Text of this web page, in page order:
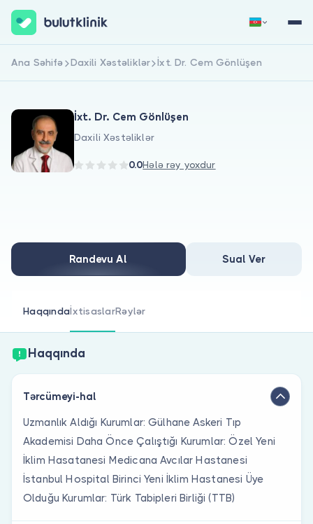
Həkimlər üçün
Həkim siniz?
Qeydiyyat Daxil Ol
Ana Səhifə Daxili Xəstəliklər İxt. Dr. Cem Gönlüşen
İxt. Dr. Cem Gönlüşen
Daxili Xəstəliklər
0.0Hələ rəy yoxdur
Randevu Al Sual Ver
HaqqındaİxtisaslarRəylər
Haqqında
Tərcümeyi-hal
Uzmanlık Aldığı Kurumlar: Gülhane Askeri Tıp
Akademisi Daha Önce Çalıştığı Kurumlar: Özel Yeni
İklim Hasatanesi Medicana Avcılar Hastanesi
İstanbul Hospital Birinci Yeni İklim Hastanesi Üye
Olduğu Kurumlar: Türk Tabipleri Birliği (TTB)